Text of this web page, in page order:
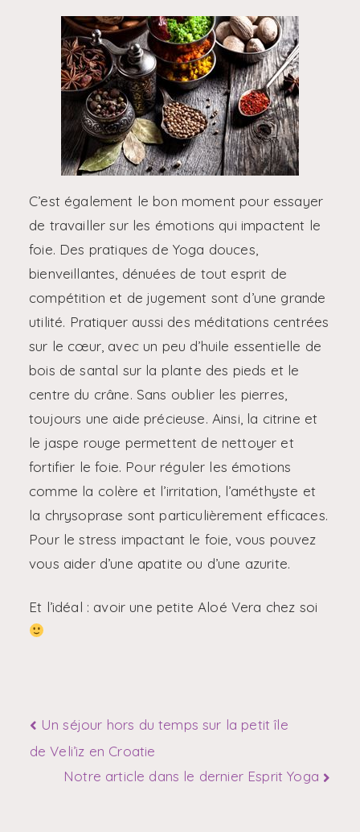
C’est également le bon moment pour essayer
de travailler sur les émotions qui impactent le
foie. Des pratiques de Yoga douces,
bienveillantes, dénuées de tout esprit de
compétition et de jugement sont d’une grande
utilité. Pratiquer aussi des méditations centrées
sur le cœur, avec un peu d’huile essentielle de
bois de santal sur la plante des pieds et le
centre du crâne. Sans oublier les pierres,
toujours une aide précieuse. Ainsi, la citrine et
le jaspe rouge permettent de nettoyer et
fortifier le foie. Pour réguler les émotions
comme la colère et l’irritation, l’améthyste et
la chrysoprase sont particulièrement efficaces.
Pour le stress impactant le foie, vous pouvez
vous aider d’une apatite ou d’une azurite.
Et l’idéal : avoir une petite Aloé Vera chez soi
Un séjour hors du temps sur la petit île
de Veli’iz en Croatie
Notre article dans le dernier Esprit Yoga